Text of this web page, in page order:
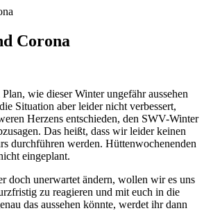
Corona
wie dieser Winter ungefähr aussehen
Situation aber leider nicht verbessert,
Herzens entschieden, den SWV-Winter
Das heißt, dass wir leider keinen
durchführen werden. Hüttenwochenenden
eingeplant.
doch unerwartet ändern, wollen wir es uns
zu reagieren und mit euch in die
das aussehen könnte, werdet ihr dann